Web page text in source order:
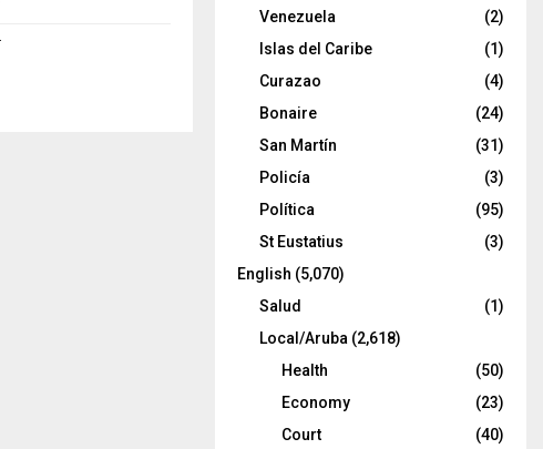
Venezuela
(2)
Islas del Caribe
(1)
Curazao
(4)
Bonaire
(24)
San Martín
(31)
Policía
(3)
Política
(95)
St Eustatius
(3)
English (5,070)
Salud
(1)
Local/Aruba (2,618)
Health
(50)
Economy
(23)
Court
(40)